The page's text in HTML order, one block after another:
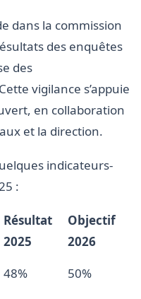
dans la commission
des enquêtes
des
vigilance s’appuie
en collaboration
et la direction.
indicateurs-
:
Résultat
2025
Objectif
2026
48%
50%